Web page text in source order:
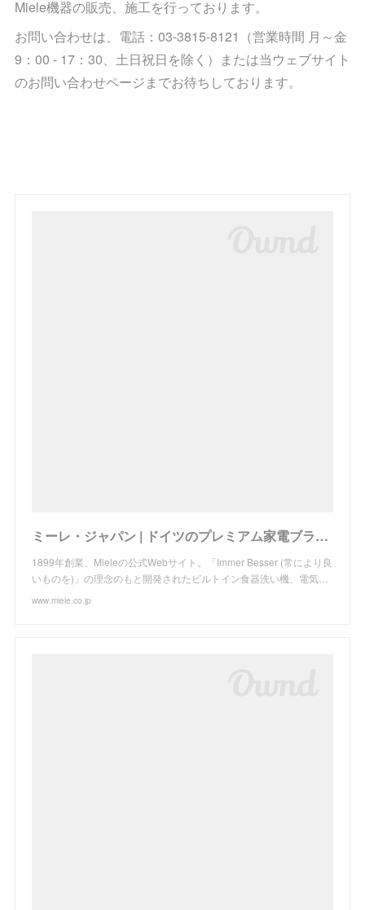
Miele機器の販売、施工を行っております。
お問い合わせは、電話：03-3815-8121（営業時間 月～金
9：00 - 17：30、土日祝日を除く）または当ウェブサイト
のお問い合わせページまでお待ちしております。
ミーレ・ジャパン | ドイツのプレミアム家電ブランド
1899年創業、Mieleの公式Webサイト。「Immer Besser (常により良
いものを)」の理念のもと開発されたビルトイン食器洗い機、電気…
www.miele.co.jp